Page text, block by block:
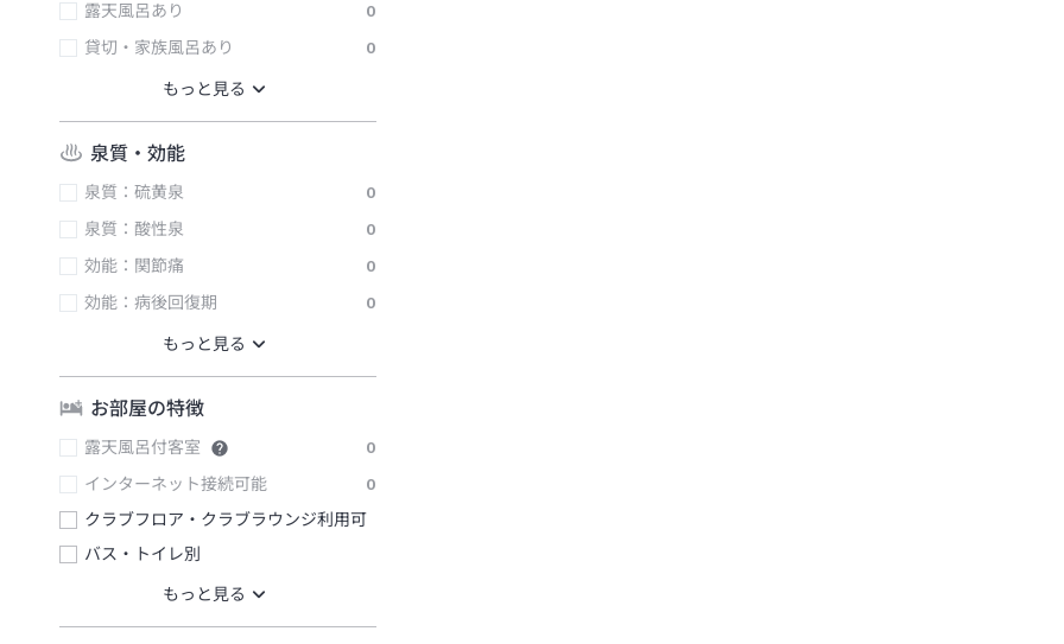
露天風呂あり
0
貸切・家族風呂あり
0
泉質・効能
泉質：硫黄泉
0
泉質：酸性泉
0
効能：関節痛
0
効能：病後回復期
0
お部屋の特徴
露天風呂付客室
0
インターネット接続可能
0
クラブフロア・クラブラウンジ利用可
バス・トイレ別